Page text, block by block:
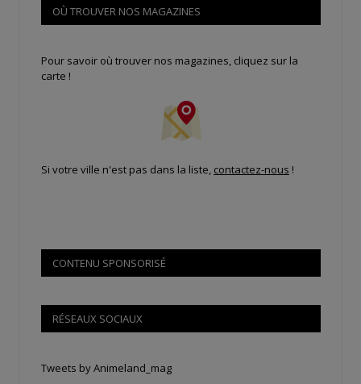
OÙ TROUVER NOS MAGAZINES
Pour savoir où trouver nos magazines, cliquez sur la
carte !
Si votre ville n'est pas dans la liste, contactez-nous !
CONTENU SPONSORISÉ
RÉSEAUX SOCIAUX
Tweets by Animeland_mag